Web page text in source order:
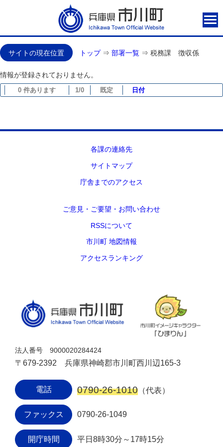
サイトの現在位置 トップ⇒ 部署一覧 ⇒ 税務課 徴収係
情報が登録されておりません。
0 件あります 1/0 既定 日付
各課の連絡先
サイトマップ
庁舎までのアクセス
ご意見・ご要望・お問い合わせ
RSSについて
市川町 地図情報
アクセスランキング
法人番号 9000020284424
〒679-2392 兵庫県神崎郡市川町西川辺165-3
電話 0790-26-1010 （代表）
ファックス 0790-26-1049
開庁時間 平日8時30分～17時15分